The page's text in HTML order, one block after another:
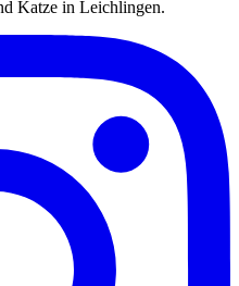
Katze in Leichlingen.